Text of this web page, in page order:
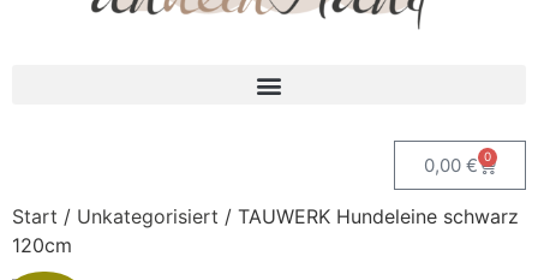
0,00 € 0
Start / Unkategorisiert / TAUWERK Hundeleine schwarz
120cm